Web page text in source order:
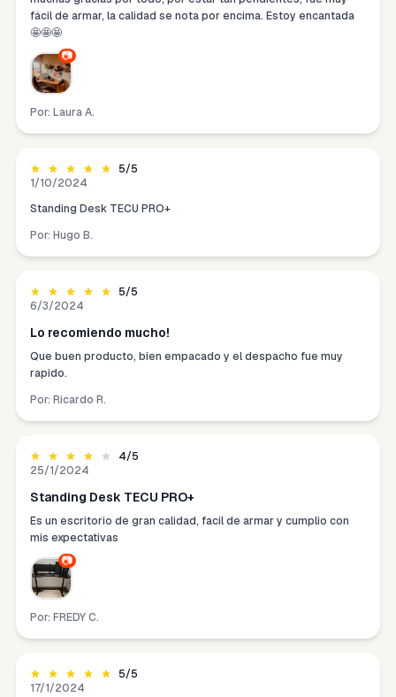
fácil de armar, la calidad se nota por encima. Estoy encantada
🤩🤩🤩
📷
Por: Laura A.
5/5
1/10/2024
Standing Desk TECU PRO+
Por: Hugo B.
5/5
6/3/2024
Lo recomiendo mucho!
Que buen producto, bien empacado y el despacho fue muy
rapido.
Por: Ricardo R.
4/5
25/1/2024
Standing Desk TECU PRO+
Es un escritorio de gran calidad, facil de armar y cumplio con
mis expectativas
📷
Por: FREDY C.
5/5
17/1/2024